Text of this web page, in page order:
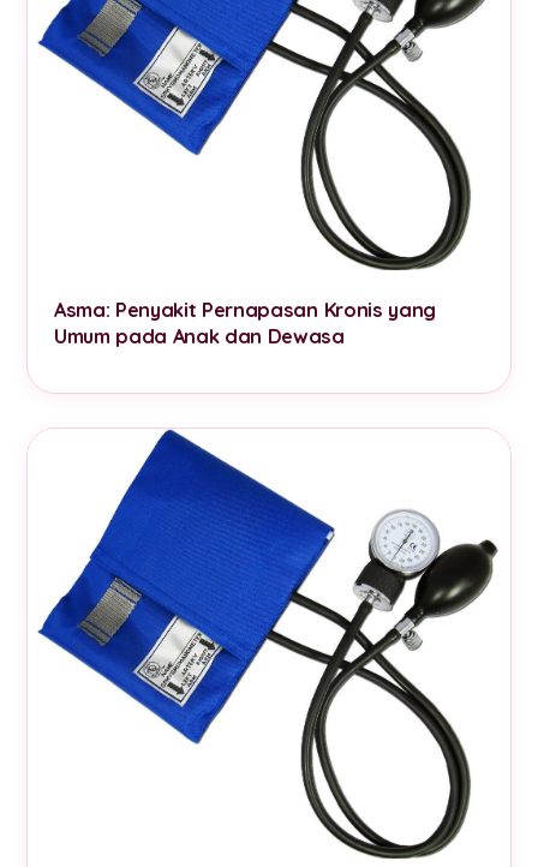
Asma: Penyakit Pernapasan Kronis yang
Umum pada Anak dan Dewasa